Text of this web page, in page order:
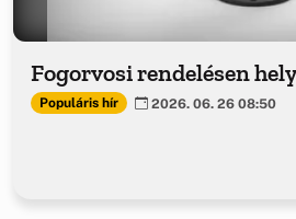
Fogorvosi rendelésen
Populáris hír 2026. 06. 26 08:50